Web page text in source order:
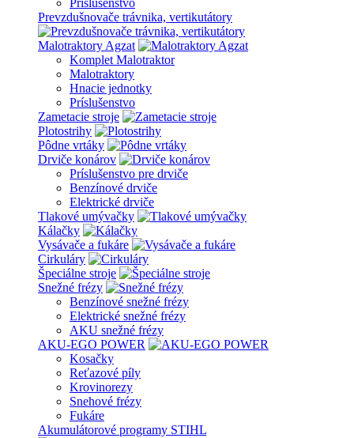
Príslušenstvo
Prevzdušnovače trávnika, vertikutátory
Malotraktory Agzat
Komplet Malotraktor
Malotraktory
Hnacie jednotky
Príslušenstvo
Zametacie stroje
Plotostrihy
Pôdne vrtáky
Drviče konárov
Príslušenstvo pre drviče
Benzínové drviče
Elektrické drviče
Tlakové umývačky
Kálačky
Vysávače a fukáre
Cirkuláry
Špeciálne stroje
Snežné frézy
Benzínové snežné frézy
Elektrické snežné frézy
AKU snežné frézy
AKU-EGO POWER
Kosačky
Reťazové píly
Krovinorezy
Snehové frézy
Fukáre
Akumulátorové programy STIHL